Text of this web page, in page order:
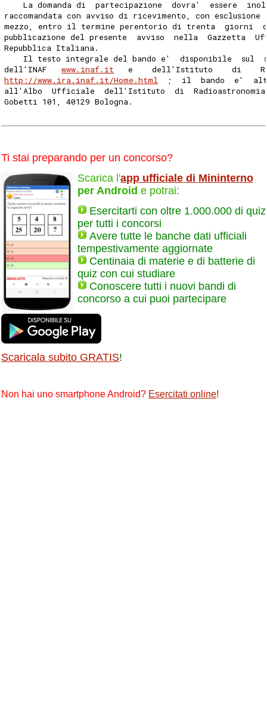
La domanda di  partecipazione  dovra'  essere
raccomandata con avviso di ricevimento, con
mezzo, entro il termine perentorio di trenta  giorni
pubblicazione del presente  avviso  nella  Gazzetta
Repubblica Italiana.
Il testo integrale del bando e'  disponibile  sul
dell'INAF www.inaf.it
e    dell'Istituto    di
http://www.ira.inaf.it/Home.html
;  il  bando  e'
all'Albo  Ufficiale  dell'Istituto  di
Gobetti 101, 40129 Bologna.
Ti stai preparando per un concorso?
Scarica l'app ufficiale di Mininterno
per Android e potrai:
Esercitarti con oltre 1.000.000 di quiz
per tutti i concorsi
Avere tutte le banche dati ufficiali
tempestivamente aggiornate
Centinaia di materie e di batterie di
quiz con cui studiare
Conoscere tutti i nuovi bandi di
concorso a cui puoi partecipare
Scaricala subito GRATIS!
Non hai uno smartphone Android? Esercitati online!